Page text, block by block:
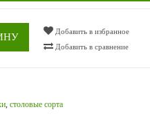
Добавить в избранное
Добавить в сравнение
,столовые сорта